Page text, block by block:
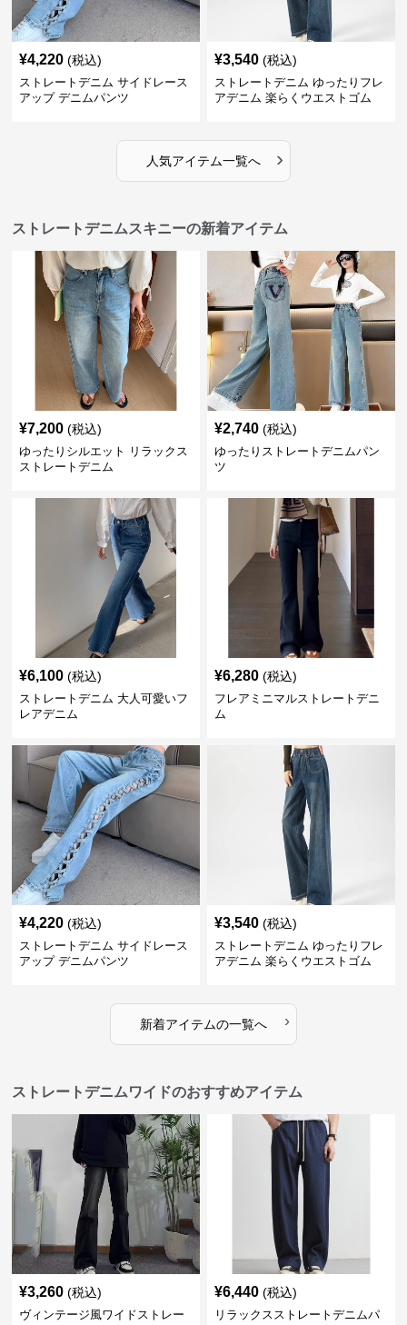
¥4,220 (税込)
ストレートデニム サイドレース
アップ デニムパンツ
¥3,540 (税込)
ストレートデニム ゆったりフレ
アデニム 楽らくウエストゴム
人気アイテム一覧へ ›
ストレートデニムスキニーの新着アイテム
¥7,200 (税込)
ゆったりシルエット リラックス
ストレートデニム
¥2,740 (税込)
ゆったりストレートデニムパン
ツ
¥6,100 (税込)
ストレートデニム 大人可愛いフ
レアデニム
¥6,280 (税込)
フレアミニマルストレートデニ
ム
¥4,220 (税込)
ストレートデニム サイドレース
アップ デニムパンツ
¥3,540 (税込)
ストレートデニム ゆったりフレ
アデニム 楽らくウエストゴム
新着アイテムの一覧へ ›
ストレートデニムワイドのおすすめアイテム
¥3,260 (税込)
ヴィンテージ風ワイドストレー
¥6,440 (税込)
リラックスストレートデニムパ